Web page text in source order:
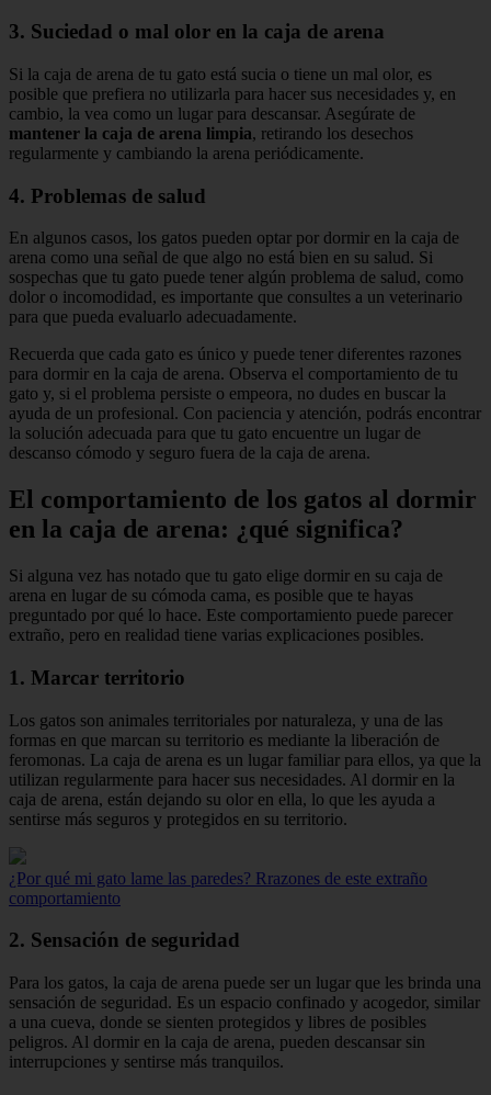
3. Suciedad o mal olor en la caja de arena
Si la caja de arena de tu gato está sucia o tiene un mal olor, es
posible que prefiera no utilizarla para hacer sus necesidades y, en
cambio, la vea como un lugar para descansar. Asegúrate de
mantener la caja de arena limpia, retirando los desechos
regularmente y cambiando la arena periódicamente.
4. Problemas de salud
En algunos casos, los gatos pueden optar por dormir en la caja de
arena como una señal de que algo no está bien en su salud. Si
sospechas que tu gato puede tener algún problema de salud, como
dolor o incomodidad, es importante que consultes a un veterinario
para que pueda evaluarlo adecuadamente.
Recuerda que cada gato es único y puede tener diferentes razones
para dormir en la caja de arena. Observa el comportamiento de tu
gato y, si el problema persiste o empeora, no dudes en buscar la
ayuda de un profesional. Con paciencia y atención, podrás encontrar
la solución adecuada para que tu gato encuentre un lugar de
descanso cómodo y seguro fuera de la caja de arena.
El comportamiento de los gatos al dormir
en la caja de arena: ¿qué significa?
Si alguna vez has notado que tu gato elige dormir en su caja de
arena en lugar de su cómoda cama, es posible que te hayas
preguntado por qué lo hace. Este comportamiento puede parecer
extraño, pero en realidad tiene varias explicaciones posibles.
1. Marcar territorio
Los gatos son animales territoriales por naturaleza, y una de las
formas en que marcan su territorio es mediante la liberación de
feromonas. La caja de arena es un lugar familiar para ellos, ya que la
utilizan regularmente para hacer sus necesidades. Al dormir en la
caja de arena, están dejando su olor en ella, lo que les ayuda a
sentirse más seguros y protegidos en su territorio.
¿Por qué mi gato lame las paredes? Rrazones de este extraño
comportamiento
2. Sensación de seguridad
Para los gatos, la caja de arena puede ser un lugar que les brinda una
sensación de seguridad. Es un espacio confinado y acogedor, similar
a una cueva, donde se sienten protegidos y libres de posibles
peligros. Al dormir en la caja de arena, pueden descansar sin
interrupciones y sentirse más tranquilos.